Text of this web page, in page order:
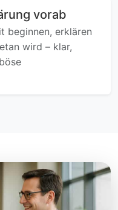
vorab
beginnen, erklären
wird – klar,